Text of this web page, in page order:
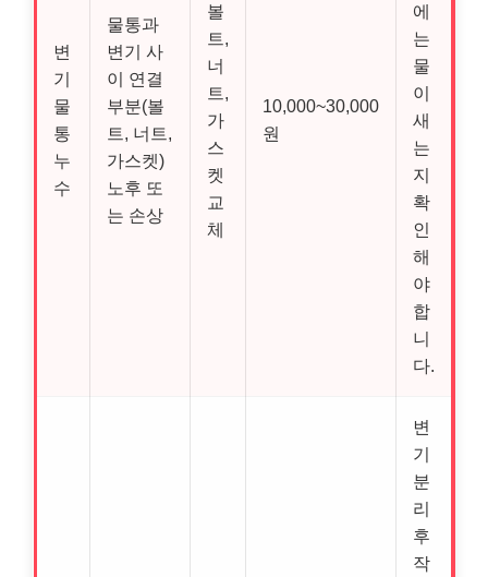
변
기
물
통
누
수
물통과
변기 사
이 연결
부분(볼
트, 너트,
가스켓)
노후 또
는 손상
볼
트,
너
트,
가
스
켓
교
체
10,000~30,000
원
에
는
물
이
새
는
지
확
인
해
야
합
니
다.
변
기
분
리
후
작